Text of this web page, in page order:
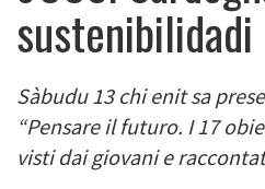
sustenibilidadi
Sàbudu 13 chi enit sa
“Pensare il futuro. I 17
visti dai giovani e